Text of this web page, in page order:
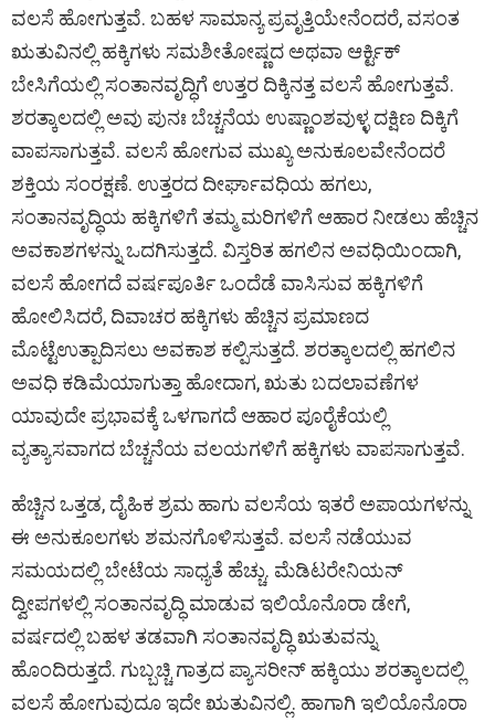
ವಲಸೆ ಹೋಗುತ್ತವೆ. ಬಹಳ ಸಾಮಾನ್ಯ ಪ್ರವೃತ್ತಿಯೇನೆಂದರೆ, ವಸಂತ
ಋತುವಿನಲ್ಲಿ ಹಕ್ಕಿಗಳು ಸಮಶೀತೋಷ್ಣದ ಅಥವಾ ಆರ್ಕ್ಟಿಕ್‌
ಬೇಸಿಗೆಯಲ್ಲಿ ಸಂತಾನವೃದ್ಧಿಗೆ ಉತ್ತರ ದಿಕ್ಕಿನತ್ತ ವಲಸೆ ಹೋಗುತ್ತವೆ.
ಶರತ್ಕಾಲದಲ್ಲಿ ಅವು ಪುನಃ ಬೆಚ್ಚನೆಯ ಉಷ್ಣಾಂಶವುಳ್ಳ ದಕ್ಷಿಣ ದಿಕ್ಕಿಗೆ
ವಾಪಸಾಗುತ್ತವೆ. ವಲಸೆ ಹೋಗುವ ಮುಖ್ಯ ಅನುಕೂಲವೇನೆಂದರೆ
ಶಕ್ತಿಯ ಸಂರಕ್ಷಣೆ. ಉತ್ತರದ ದೀರ್ಘಾವಧಿಯ ಹಗಲು,
ಸಂತಾನವೃದ್ಧಿಯ ಹಕ್ಕಿಗಳಿಗೆ ತಮ್ಮ ಮರಿಗಳಿಗೆ ಆಹಾರ ನೀಡಲು ಹೆಚ್ಚಿನ
ಅವಕಾಶಗಳನ್ನು ಒದಗಿಸುತ್ತದೆ. ವಿಸ್ತರಿತ ಹಗಲಿನ ಅವಧಿಯಿಂದಾಗಿ,
ವಲಸೆ ಹೋಗದೆ ವರ್ಷಪೂರ್ತಿ ಒಂದೆಡೆ ವಾಸಿಸುವ ಹಕ್ಕಿಗಳಿಗೆ
ಹೋಲಿಸಿದರೆ, ದಿವಾಚರ ಹಕ್ಕಿಗಳು ಹೆಚ್ಚಿನ ಪ್ರಮಾಣದ
ಮೊಟ್ಟೆಉತ್ಪಾದಿಸಲು ಅವಕಾಶ ಕಲ್ಪಿಸುತ್ತದೆ. ಶರತ್ಕಾಲದಲ್ಲಿ ಹಗಲಿನ
ಅವಧಿ ಕಡಿಮೆಯಾಗುತ್ತಾ ಹೋದಾಗ, ಋತು ಬದಲಾವಣೆಗಳ
ಯಾವುದೇ ಪ್ರಭಾವಕ್ಕೆ ಒಳಗಾಗದೆ ಆಹಾರ ಪೂರೈಕೆಯಲ್ಲಿ
ವ್ಯತ್ಯಾಸವಾಗದ ಬೆಚ್ಚನೆಯ ವಲಯಗಳಿಗೆ ಹಕ್ಕಿಗಳು ವಾಪಸಾಗುತ್ತವೆ.
ಹೆಚ್ಚಿನ ಒತ್ತಡ, ದೈಹಿಕ ಶ್ರಮ ಹಾಗು ವಲಸೆಯ ಇತರೆ ಅಪಾಯಗಳನ್ನು
ಈ ಅನುಕೂಲಗಳು ಶಮನಗೊಳಿಸುತ್ತವೆ. ವಲಸೆ ನಡೆಯುವ
ಸಮಯದಲ್ಲಿ ಬೇಟೆಯ ಸಾಧ್ಯತೆ ಹೆಚ್ಚು. ಮೆಡಿಟರೇನಿಯನ್‌
ದ್ವೀಪಗಳಲ್ಲಿ ಸಂತಾನವೃದ್ಧಿ ಮಾಡುವ ಇಲಿಯೊನೊರಾ ಡೇಗೆ,
ವರ್ಷದಲ್ಲಿ ಬಹಳ ತಡವಾಗಿ ಸಂತಾನವೃದ್ಧಿ ಋತುವನ್ನು
ಹೊಂದಿರುತ್ತದೆ. ಗುಬ್ಬಚ್ಚಿ ಗಾತ್ರದ ಪ್ಯಾಸರೀನ್‌ ಹಕ್ಕಿಯು ಶರತ್ಕಾಲದಲ್ಲಿ
ವಲಸೆ ಹೋಗುವುದೂ ಇದೇ ಋತುವಿನಲ್ಲಿ. ಹಾಗಾಗಿ ಇಲಿಯೊನೊರಾ